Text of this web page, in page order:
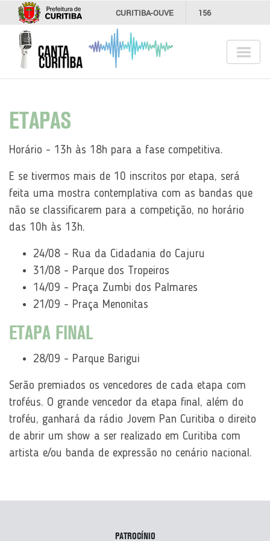
CURITIBA-OUVE 156
INFORMAÇÃO
ETAPAS
Horário - 13h às 18h para a fase competitiva.
E se tivermos mais de 10 inscritos por etapa, será
feita uma mostra contemplativa com as bandas que
não se classificarem para a competição, no horário
das 10h às 13h.
24/08 - Rua da Cidadania do Cajuru
31/08 - Parque dos Tropeiros
14/09 - Praça Zumbi dos Palmares
21/09 - Praça Menonitas
ETAPA FINAL
28/09 - Parque Barigui
Serão premiados os vencedores de cada etapa com
troféus. O grande vencedor da etapa final, além do
troféu, ganhará da rádio Jovem Pan Curitiba o direito
de abrir um show a ser realizado em Curitiba com
artista e/ou banda de expressão no cenário nacional.
PATROCÍNIO